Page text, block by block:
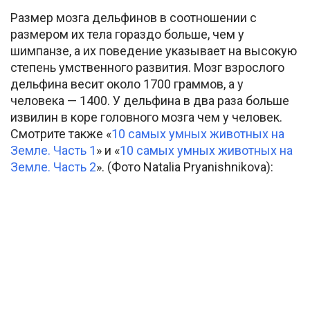
Размер мозга дельфинов в соотношении с
размером их тела гораздо больше, чем у
шимпанзе, а их поведение указывает на высокую
степень умственного развития. Мозг взрослого
дельфина весит около 1700 граммов, а у
человека — 1400. У дельфина в два раза больше
извилин в коре головного мозга чем у человек.
Смотрите также «10 самых умных животных на
Земле. Часть 1» и «10 самых умных животных на
Земле. Часть 2». (Фото Natalia Pryanishnikova):